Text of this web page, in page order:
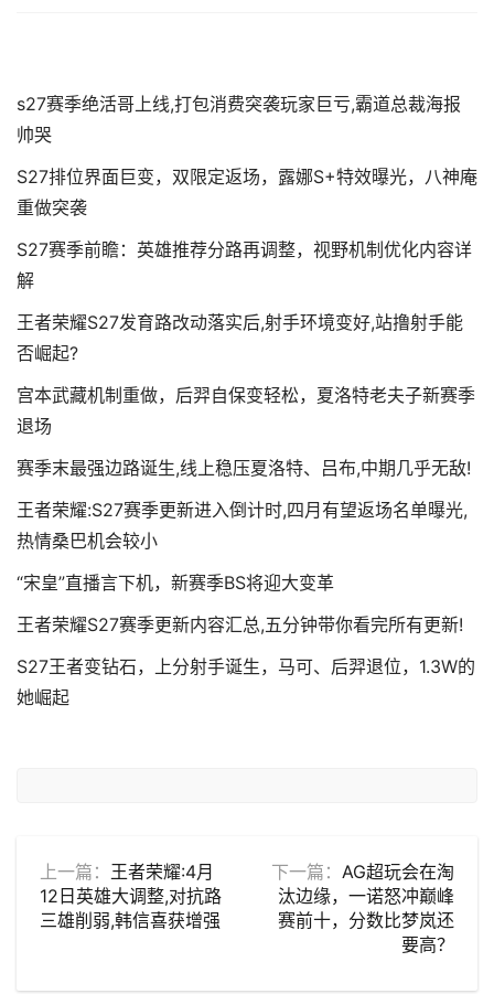
s27赛季绝活哥上线,打包消费突袭玩家巨亏,霸道总裁海报
帅哭
S27排位界面巨变，双限定返场，露娜S+特效曝光，八神庵
重做突袭
S27赛季前瞻：英雄推荐分路再调整，视野机制优化内容详
解
王者荣耀S27发育路改动落实后,射手环境变好,站撸射手能
否崛起?
宫本武藏机制重做，后羿自保变轻松，夏洛特老夫子新赛季
退场
赛季末最强边路诞生,线上稳压夏洛特、吕布,中期几乎无敌!
王者荣耀:S27赛季更新进入倒计时,四月有望返场名单曝光,
热情桑巴机会较小
“宋皇”直播言下机，新赛季BS将迎大变革
王者荣耀S27赛季更新内容汇总,五分钟带你看完所有更新!
S27王者变钻石，上分射手诞生，马可、后羿退位，1.3W的
她崛起
上一篇： 王者荣耀:4月
12日英雄大调整,对抗路
三雄削弱,韩信喜获增强
下一篇： AG超玩会在淘
汰边缘，一诺怒冲巅峰
赛前十，分数比梦岚还
要高？